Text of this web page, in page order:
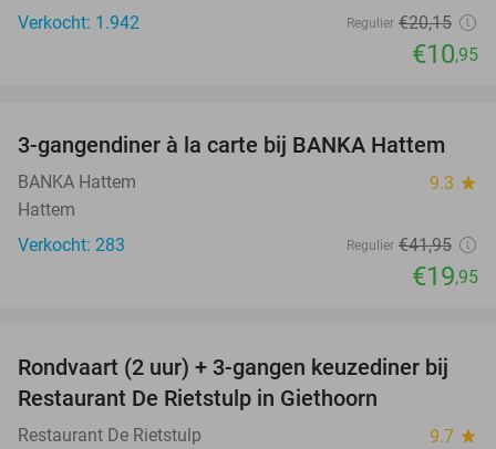
Verkocht: 1.942
Regulier €20,15
€10,95
52%
3-gangendiner à la carte bij BANKA Hattem
BANKA Hattem 9.3 star
Hattem
Verkocht: 283
Regulier €41,95
€19,95
41%
Rondvaart (2 uur) + 3-gangen keuzediner bij
Restaurant De Rietstulp in Giethoorn
Restaurant De Rietstulp 9.7 star